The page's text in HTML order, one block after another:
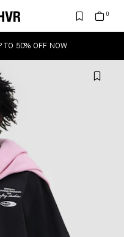
TO 50% OFF NOW